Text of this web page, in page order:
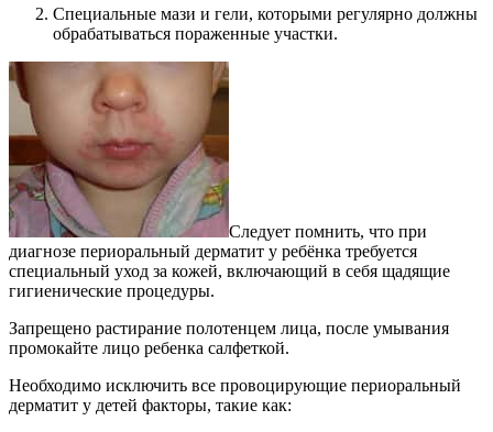
Специальные мази и гели, которыми регулярно должны
обрабатываться пораженные участки.
Следует помнить, что при
диагнозе периоральный дерматит у ребёнка требуется
специальный уход за кожей, включающий в себя щадящие
гигиенические процедуры.
Запрещено растирание полотенцем лица, после умывания
промокайте лицо ребенка салфеткой.
Необходимо исключить все провоцирующие периоральный
дерматит у детей факторы, такие как: